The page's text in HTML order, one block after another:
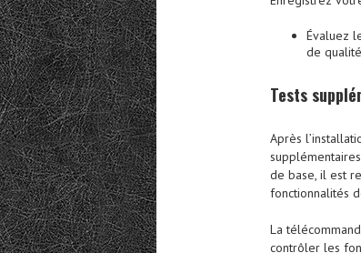
Évaluez
de
Tests
Après
de base, il est
fonctionnalités
La
contrôler les